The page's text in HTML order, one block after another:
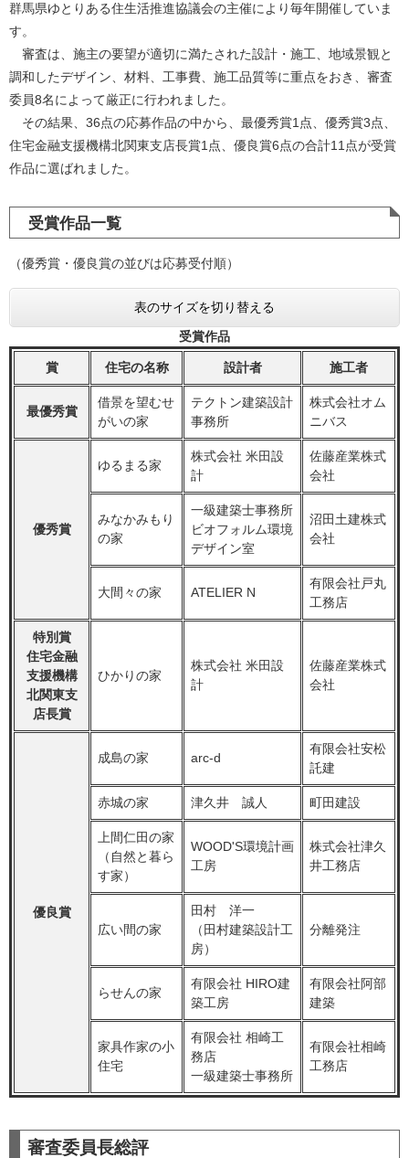
群馬県ゆとりある住生活推進協議会の主催により毎年開催していま
す。
審査は、施主の要望が適切に満たされた設計・施工、地域景観と
調和したデザイン、材料、工事費、施工品質等に重点をおき、審査
委員8名によって厳正に行われました。
その結果、36点の応募作品の中から、最優秀賞1点、優秀賞3点、
住宅金融支援機構北関東支店長賞1点、優良賞6点の合計11点が受賞
作品に選ばれました。
受賞作品一覧
（優秀賞・優良賞の並びは応募受付順）
表のサイズを切り替える
受賞作品
賞 住宅の名称 設計者 施工者
最優秀賞
借景を望むせ
がいの家
テクトン建築設計
事務所
株式会社オム
ニバス
優秀賞
ゆるまる家
株式会社 米田設
計
佐藤産業株式
会社
みなかみもり
の家
一級建築士事務所
ビオフォルム環境
デザイン室
沼田土建株式
会社
大間々の家 ATELIER N
有限会社戸丸
工務店
特別賞
住宅金融
支援機構
北関東支
店長賞
ひかりの家
株式会社 米田設
計
佐藤産業株式
会社
優良賞
成島の家 arc-d
有限会社安松
託建
赤城の家 津久井 誠人 町田建設
上間仁田の家
（自然と暮ら
す家）
WOOD'S環境計画
工房
株式会社津久
井工務店
広い間の家
田村 洋一
（田村建築設計工
房）
分離発注
らせんの家
有限会社 HIRO建
築工房
有限会社阿部
建築
家具作家の小
住宅
有限会社 相崎工
務店
一級建築士事務所
有限会社相崎
工務店
審査委員長総評